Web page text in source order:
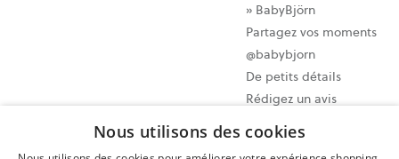
» BabyBjörn
Partagez vos moments
@babybjorn
De petits détails
Rédigez un avis
Paramètres des cookies
Nous utilisons des cookies